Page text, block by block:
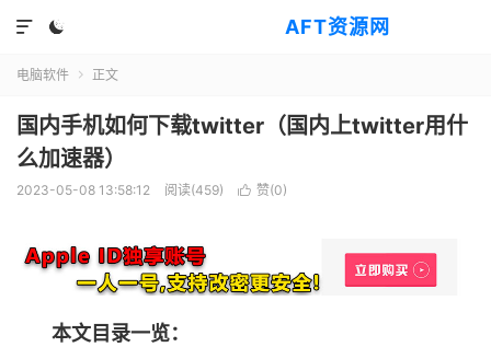
AFT资源网


电脑软件  正文
国内手机如何下载twitter（国内上twitter用什
么加速器）
2023-05-08 13:58:12 阅读(459)  赞(0)
本文目录一览：